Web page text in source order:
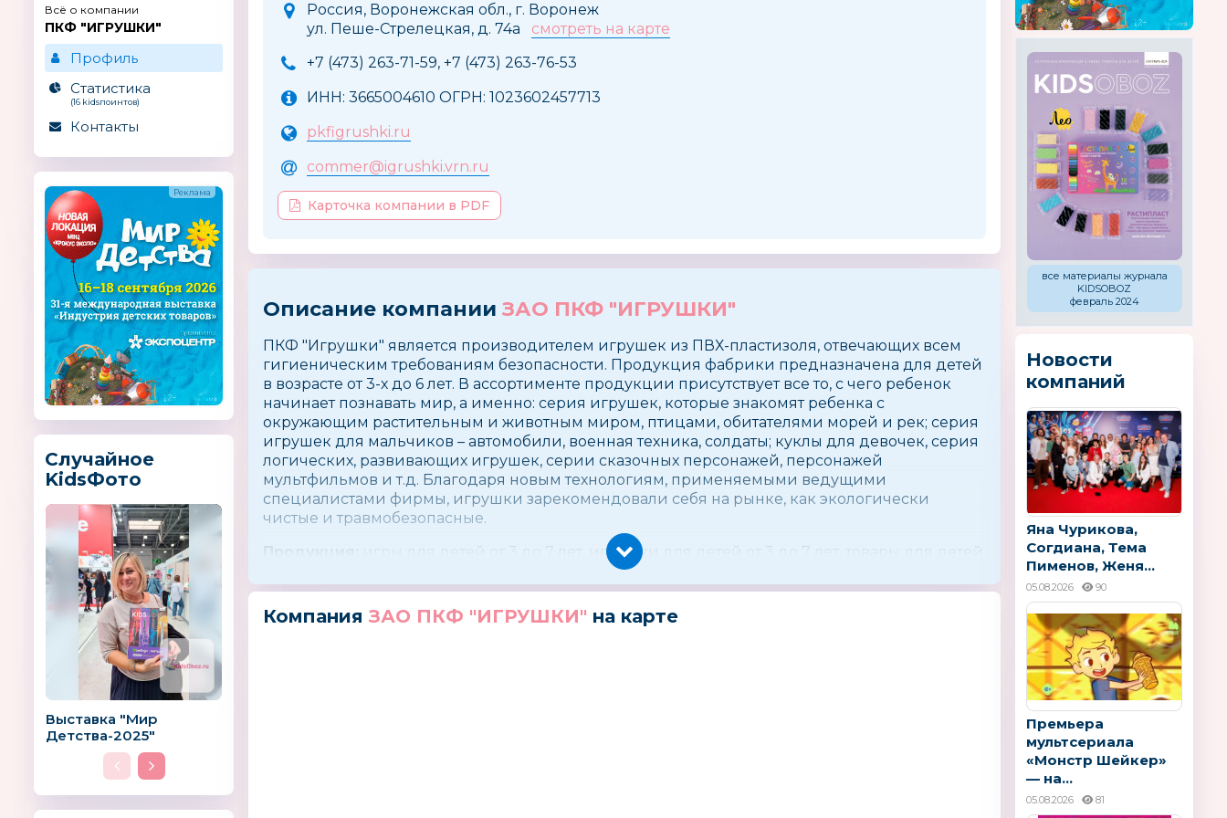
Всё о компании
ПКФ "ИГРУШКИ"
Профиль
Статистика
(16 kidsпоинтов)
Контакты
Случайное
KidsФото
Выставка "Мир
Детства-2025"
Россия, Воронежская обл., г. Воронеж
ул. Пеше-Cтрелецкая, д. 74а смотреть на карте
+7 (473) 263-71-59, +7 (473) 263-76-53
ИНН: 3665004610 ОГРН: 1023602457713
pkfigrushki.ru
commer@igrushki.vrn.ru
Карточка компании в PDF
Описание компании ЗАО ПКФ "ИГРУШКИ"
ПКФ ″Игрушки″ является производителем игрушек из ПВХ-пластизоля, отвечающих всем
гигиеническим требованиям безопасности. Продукция фабрики предназначена для детей
в возрасте от 3-х до 6 лет. В ассортименте продукции присутствует все то, с чего ребенок
начинает познавать мир, а именно: серия игрушек, которые знакомят ребенка с
окружающим растительным и животным миром, птицами, обитателями морей и рек; серия
игрушек для мальчиков – автомобили, военная техника, солдаты; куклы для девочек, серия
логических, развивающих игрушек, серии сказочных персонажей, персонажей
мультфильмов и т.д. Благодаря новым технологиям, применяемыми ведущими
специалистами фирмы, игрушки зарекомендовали себя на рынке, как экологически
чистые и травмобезопасные.
Продукция:
игры для детей от 3 до 7 лет, игрушки для детей от 3 до 7 лет, товары для детей
Компания ЗАО ПКФ "ИГРУШКИ" на карте
все материалы журнала
KIDSOBOZ
февраль 2024
Новости
компаний
Яна Чурикова,
Согдиана, Тема
Пименов, Женя...
05.08.2026 90
Премьера
мультсериала
«Монстр Шейкер»
— на...
05.08.2026 81